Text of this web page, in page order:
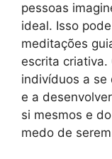
pessoas
ideal. Isso
meditações
escrita criativa.
indivíduos a se
e a
si mesmos e
medo de